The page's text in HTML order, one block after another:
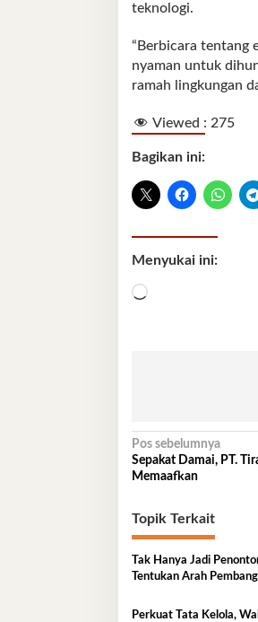
teknologi.
“Berbicara tentang
nyaman untuk
ramah lingkungan
Viewed : 275
Bagikan ini:
Menyukai ini:
Memuat...
Navigasi
pos
Pos sebelumnya
Sepakat Damai, PT.
Memaafkan
Topik Terkait
Tak Hanya Jadi
Tentukan Arah
Perkuat Tata Kelola,